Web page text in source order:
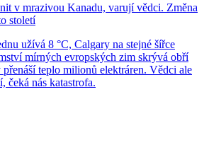
v mrazivou Kanadu, varují vědci. Změna
století
užívá 8 °C, Calgary na stejné šířce
mírných evropských zim skrývá obří
přenáší teplo milionů elektráren. Vědci ale
čeká nás katastrofa.